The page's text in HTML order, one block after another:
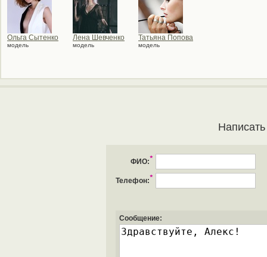
Ольга Сытенко
модель
Лена Шевченко
модель
Татьяна Попова
модель
ФИО:*
Телефон:*
Сообщение: